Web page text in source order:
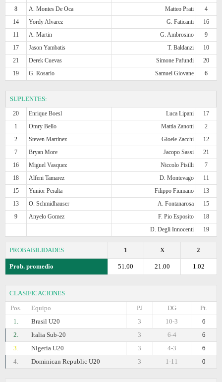
8
A. Montes De Oca Matteo Prati
4
14
Yordy Alvarez G. Faticanti
16
11
A. Martin G. Ambrosino
9
17
Jason Yambatis T. Baldanzi
10
21
Derek Cuevas Simone Pafundi
20
19
G. Rosario Samuel Giovane 6
SUPLENTES:
20 Enrique Boesl Luca Lipani
17
1
Omry Bello Mattia Zanotti
2
2
Steven Martinez Gioele Zacchi
12
7
Bryan More Jacopo Sassi
21
16
Miguel Vasquez Niccolo Pisilli
7
18
Alfeni Tamarez D. Montevago
11
15
Yunior Peralta Filippo Fiumano
13
13
O. Schmidhauser A. Fontanarosa
15
9
Anyelo Gomez F. Pio Esposito
18
D. Degli Innocenti
19
PROBABILIDADES 2
X
1
Prob. promedio 1.02
21.00
51.00
CLASIFICACIONES
Pos.
Equipo Pt.
DG
PJ
1.
Brasil U20 6
10-3
3
2.
Italia Sub-20 6
6-4
3
3.
Nigeria U20 6
4-3
3
4.
Dominican Republic U20 0
1-11
3